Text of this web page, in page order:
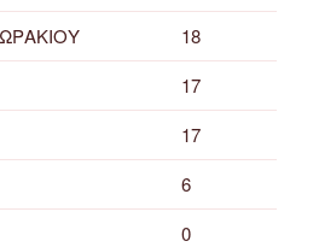
18
17
17
6
0